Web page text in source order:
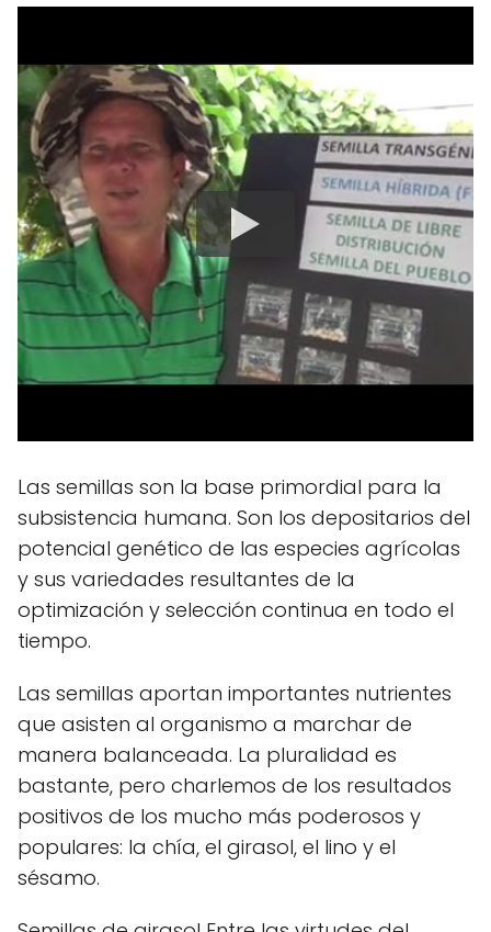
Las semillas son la base primordial para la
subsistencia humana. Son los depositarios del
potencial genético de las especies agrícolas
y sus variedades resultantes de la
optimización y selección continua en todo el
tiempo.
Las semillas aportan importantes nutrientes
que asisten al organismo a marchar de
manera balanceada. La pluralidad es
bastante, pero charlemos de los resultados
positivos de los mucho más poderosos y
populares: la chía, el girasol, el lino y el
sésamo.